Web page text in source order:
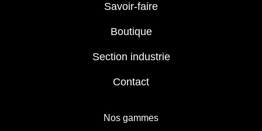
Savoir-faire
Boutique
Section industrie
Contact
Nos gammes